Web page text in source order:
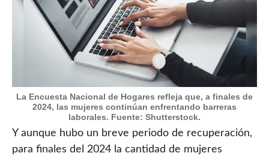
La Encuesta Nacional de Hogares refleja que, a finales de
2024, las mujeres continúan enfrentando barreras
laborales. Fuente: Shutterstock.
Y aunque hubo un breve periodo de recuperación,
para finales del 2024 la cantidad de mujeres